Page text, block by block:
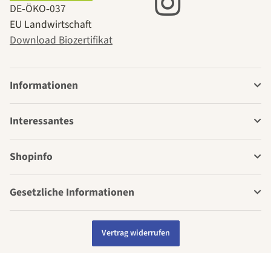
DE‑ÖKO‑037
EU Landwirtschaft
Download Biozertifikat
Informationen
Interessantes
Shopinfo
Gesetzliche Informationen
Vertrag widerrufen